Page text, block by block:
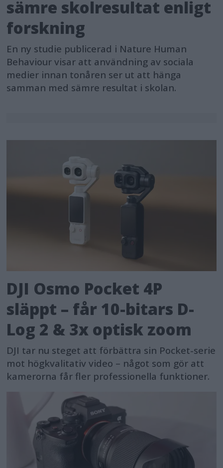
sämre skolresultat enligt
forskning
En ny studie publicerad i Nature Human
Behaviour visar att användning av sociala
medier innan tonåren ser ut att hänga
samman med sämre resultat i skolan.
DJI Osmo Pocket 4P
släppt – får 10-bitars D-
Log 2 & 3x optisk zoom
DJI tar nu steget att förbättra sin Pocket-serie
mot högkvalitativ video – något som gör att
kamerorna får fler professionella funktioner.